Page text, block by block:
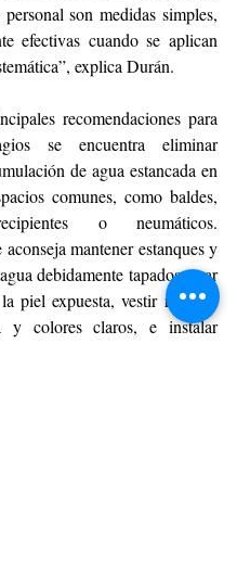
son medidas simples,
efectivas cuando se aplican
explica Durán.
recomendaciones para
se encuentra eliminar
de agua estancada en
comunes, como baldes,
o neumáticos.
mantener estanques y
debidamente tapados, usar
piel expuesta, vestir ropa de
y colores claros, e instalar